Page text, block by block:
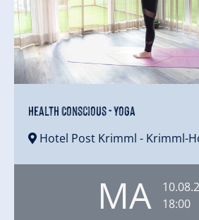
Health Conscious - Yoga
Hotel Post Krimml - Krimml-
MA
18:00